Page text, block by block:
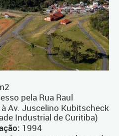
pela Rua Raul
Av. Juscelino Kubitscheck
Industrial de Curitiba)
1994